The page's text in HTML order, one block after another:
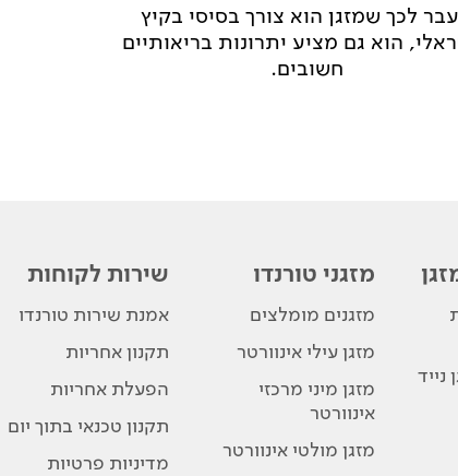
לכך שמזגן הוא צורך בסיסי בקיץ
הוא גם מציע יתרונות בריאותיים
חשובים.
נייד
מזגני טורנדו
מזגנים מומלצים
מזגן עילי אינוורטר
מזגן מיני מרכזי
אינוורטר
מזגן מולטי אינוורטר
שירות לקוחות
אמנת שירות טורנדו
תקנון אחריות
הפעלת אחריות
תקנון טכנאי בתוך יום
מדיניות פרטיות